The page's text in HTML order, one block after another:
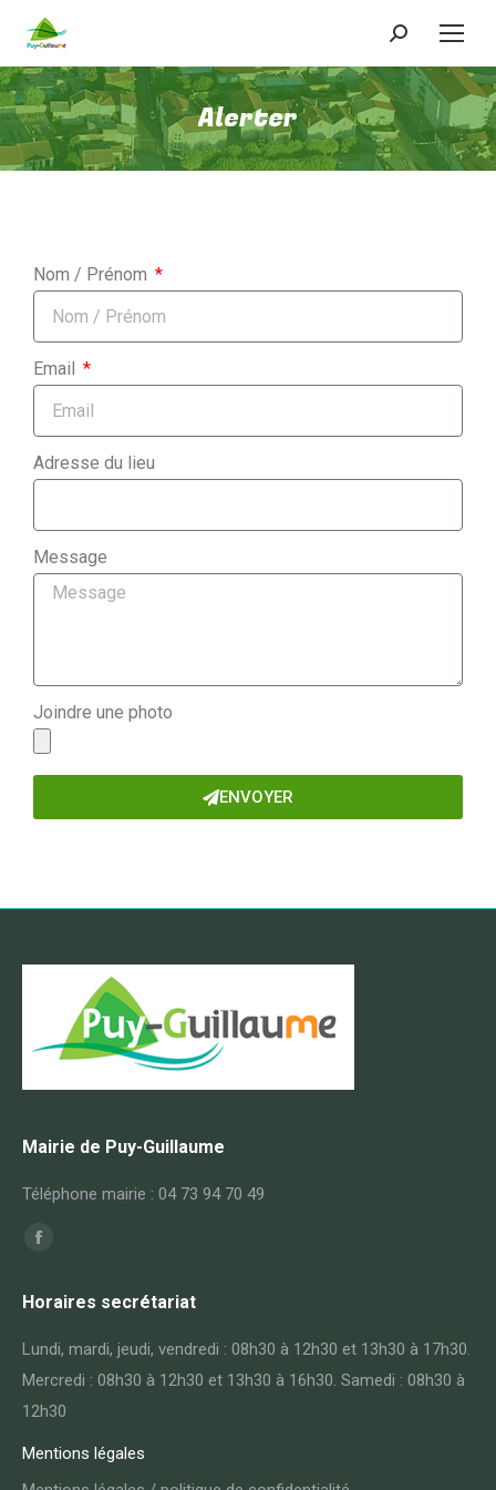
Alerter
Nom / Prénom
Email
Adresse du lieu
Message
Joindre une photo
ENVOYER
Mairie de Puy-Guillaume
Téléphone mairie : 04 73 94 70 49
Trouvez nous sur :
Horaires secrétariat
Lundi, mardi, jeudi, vendredi : 08h30 à 12h30 et 13h30 à 17h30.
Mercredi : 08h30 à 12h30 et 13h30 à 16h30. Samedi : 08h30 à
12h30
Mentions légales